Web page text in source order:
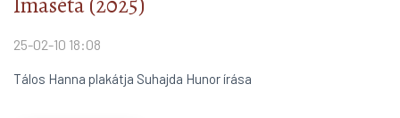
25-02-10 18:08
Tálos Hanna plakátja Suhajda Hunor írása